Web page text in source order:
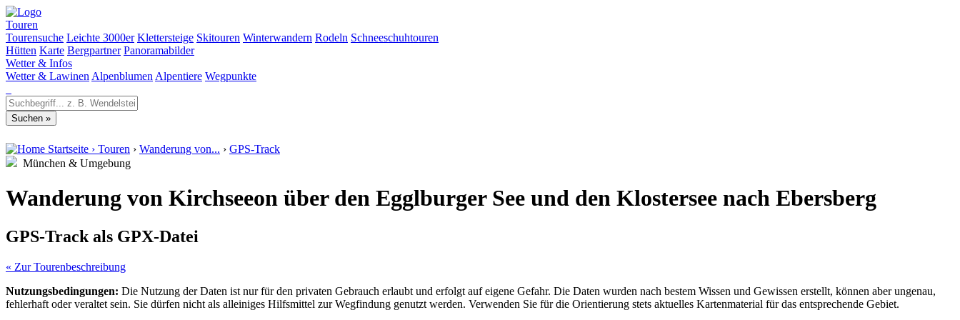
Touren
Tourensuche Leichte 3000er Klettersteige Skitouren Winterwandern Rodeln Schneeschuhtouren
Hütten Karte Bergpartner Panoramabilder
Wetter & Infos
Wetter & Lawinen Alpenblumen Alpentiere Wegpunkte
Startseite › Touren › Wanderung von... › GPS-Track
München & Umgebung
Wanderung von Kirchseeon über den Egglburger See und den Klostersee nach Ebersberg
GPS-Track als GPX-Datei
« Zur Tourenbeschreibung
Nutzungsbedingungen: Die Nutzung der Daten ist nur für den privaten Gebrauch erlaubt und erfolgt auf eigene Gefahr. Die Daten wurden nach bestem Wissen und Gewissen erstellt, können aber ungenau,
fehlerhaft oder veraltet sein. Sie dürfen nicht als alleiniges Hilfsmittel zur Wegfindung genutzt werden. Verwenden Sie für die Orientierung stets aktuelles Kartenmaterial für das entsprechende Gebiet.